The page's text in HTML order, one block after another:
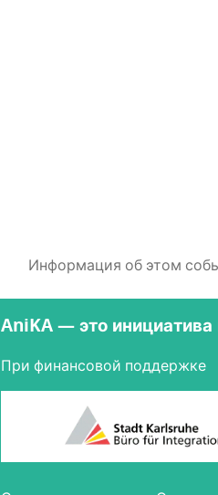
Информация об этом
AniKA — это
При финансовой поддержке